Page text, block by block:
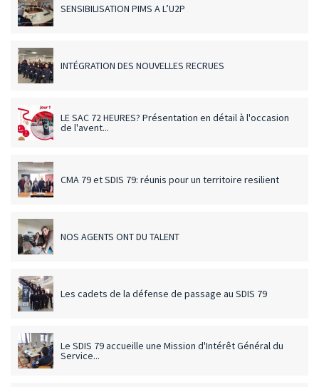
SENSIBILISATION PIMS A L’U2P
INTÉGRATION DES NOUVELLES RECRUES
LE SAC 72 HEURES? Présentation en détail à l'occasion
de l'avent...
CMA 79 et SDIS 79: réunis pour un territoire resilient
NOS AGENTS ONT DU TALENT
Les cadets de la défense de passage au SDIS 79
Le SDIS 79 accueille une Mission d'Intérêt Général du
Service...